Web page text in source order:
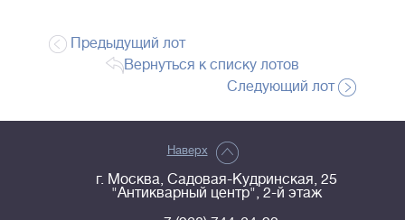
Предыдущий лот
Вернуться к списку лотов
Следующий лот
Наверх
г. Москва, Садовая-Кудринская, 25
"Антикварный центр", 2-й этаж